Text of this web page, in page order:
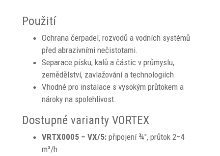
Použití
Ochrana čerpadel, rozvodů a vodních systémů
před abrazivními nečistotami.
Separace písku, kalů a částic v průmyslu,
zemědělství, zavlažování a technologiích.
Vhodné pro instalace s vysokým průtokem a
nároky na spolehlivost.
Dostupné varianty VORTEX
VRTX0005 – VX/5: připojení ¾", průtok 2–4
m³/h